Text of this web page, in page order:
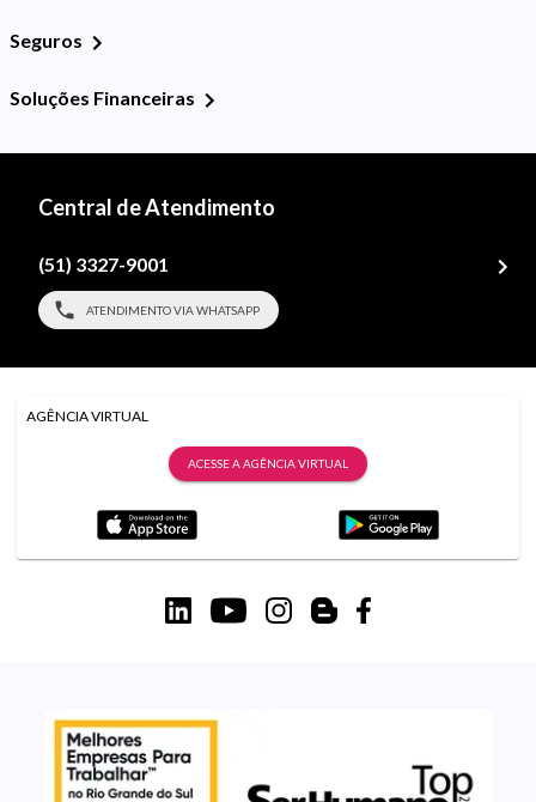
Seguros
Soluções Financeiras
Central de Atendimento
(51) 3327-9001
ATENDIMENTO VIA WHATSAPP
AGÊNCIA VIRTUAL
ACESSE A AGÊNCIA VIRTUAL